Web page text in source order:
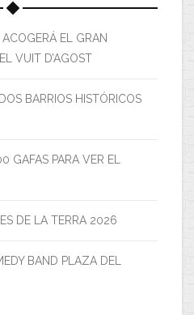
EL GRAN
VUIT D’AGOST
BARRIOS HISTÓRICOS
GAFAS PARA VER EL
DE LA TERRA 2026
BAND PLAZA DEL